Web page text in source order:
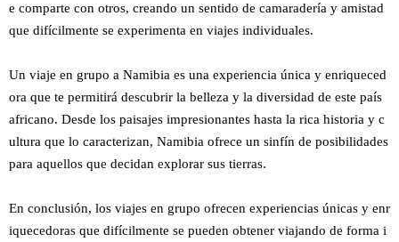
e comparte con otros, creando un sentido de camaradería y amistad
que difícilmente se experimenta en viajes individuales.
Un viaje en grupo a Namibia es una experiencia única y enriqueced
ora que te permitirá descubrir la belleza y la diversidad de este país
africano. Desde los paisajes impresionantes hasta la rica historia y c
ultura que lo caracterizan, Namibia ofrece un sinfín de posibilidades
para aquellos que decidan explorar sus tierras.
En conclusión, los viajes en grupo ofrecen experiencias únicas y enr
iquecedoras que difícilmente se pueden obtener viajando de forma i